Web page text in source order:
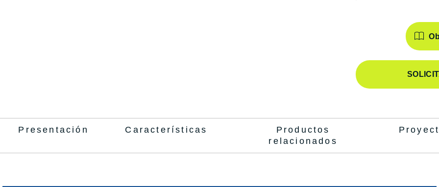
Características
Presentación Características
Productos
relacionados